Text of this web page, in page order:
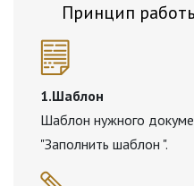
Принцип
1.Шаблон
Шаблон нужного
"Заполнить шаблон ".